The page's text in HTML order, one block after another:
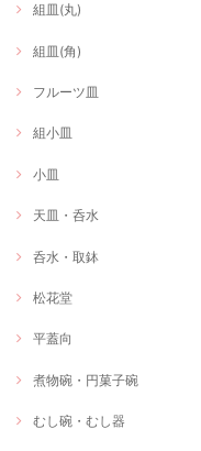
組皿(丸)
組皿(角)
フルーツ皿
組小皿
小皿
天皿・呑水
呑水・取鉢
松花堂
平蓋向
煮物碗・円菓子碗
むし碗・むし器